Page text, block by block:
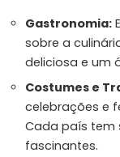
Gastronomia:
sobre a
deliciosa e um
Costumes e
celebrações e
Cada país tem
fascinantes.